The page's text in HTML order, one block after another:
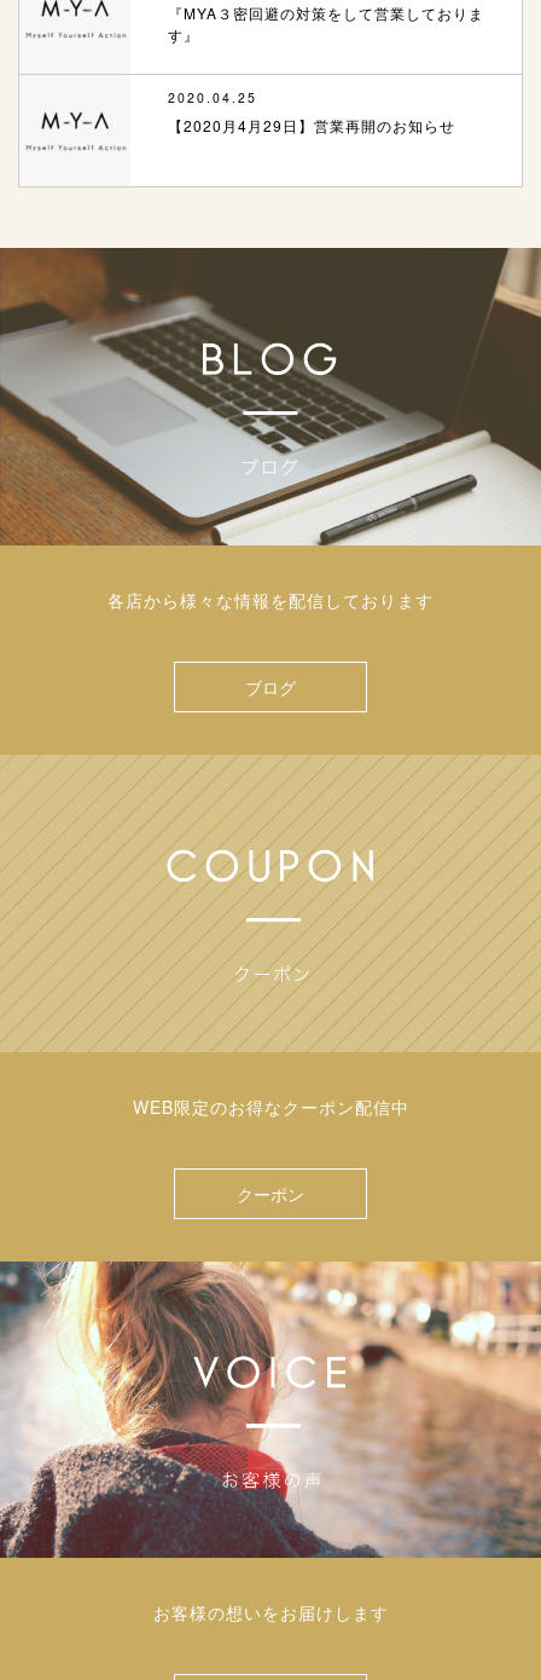
『MYA３密回避の対策をして営業しておりま
す』
2020.04.25
【2020月4月29日】営業再開のお知らせ
各店から様々な情報を配信しております
ブログ
WEB限定のお得なクーポン配信中
クーポン
お客様の想いをお届けします